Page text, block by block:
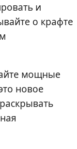
и
о крафте
мощные
новое